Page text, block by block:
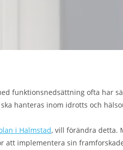
funktionsnedsättning ofta har
hanteras inom idrotts och
i Halmstad, vill förändra detta.
att implementera sin